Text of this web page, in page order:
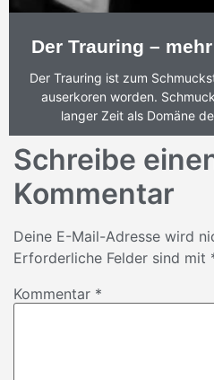
Der Trauring –
Der Trauring ist zum
auserkoren worden.
langer Zeit als Domäne
Schreibe
Kommentar
Deine E-Mail-Adresse wird
Erforderliche Felder sind mit
Kommentar *